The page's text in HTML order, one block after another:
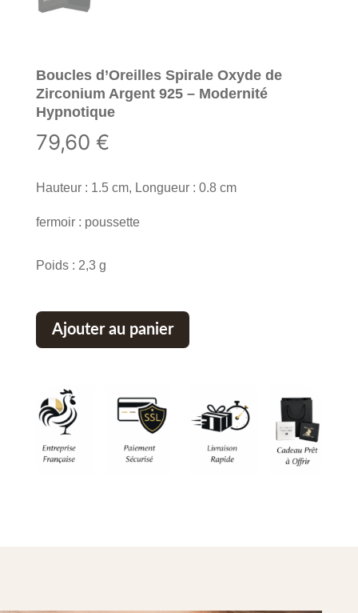
Boucles d’Oreilles Spirale Oxyde de
Zirconium Argent 925 – Modernité
Hypnotique
79,60 €
Hauteur : 1.5 cm, Longueur : 0.8 cm
fermoir : poussette
Poids : 2,3 g
Ajouter au panier